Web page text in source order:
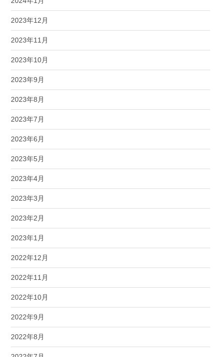
2023年12月
2023年11月
2023年10月
2023年9月
2023年8月
2023年7月
2023年6月
2023年5月
2023年4月
2023年3月
2023年2月
2023年1月
2022年12月
2022年11月
2022年10月
2022年9月
2022年8月